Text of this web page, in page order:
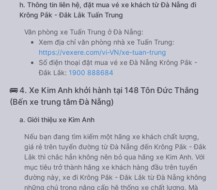
h. Thông tin liên hệ, đặt mua vé xe khách từ Đà Nẵng đi
Krông Pắk - Đắk Lắk Tuấn Trung
Văn phòng xe Tuấn Trung ở Đà Nẵng:
Xem địa chỉ văn phòng nhà xe Tuấn Trung:
https://vexere.com/vi-VN/xe-tuan-trung
Số điện thoại đặt mua vé xe Đà Nẵng Krông Pắk -
Đắk Lắk: 1900 888684
🚌 4. Xe Kim Anh khởi hành tại 148 Tôn Đức Thắng
(Bến xe trung tâm Đà Nẵng)
a. Giới thiệu xe Kim Anh
Nếu bạn đang tìm kiếm một hãng xe khách chất lượng,
giá rẻ trên tuyến đường từ Đà Nẵng đến Krông Pắk - Đắk
Lắk thì chắc hẳn không nên bỏ qua hãng xe Kim Anh. Với
mục tiêu trở thành hãng xe khách hàng đầu trên tuyến
đường này, xe đi Krông Pắk - Đắk Lắk từ Đà Nẵng không
những chú trọng nâng cấp hệ thống xe chất lượng. Mà